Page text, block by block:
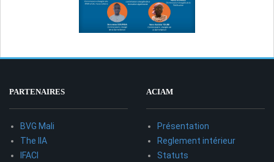
PARTENAIRES
BVG Mali
The IIA
IFACI
ACIAM
Présentation
Reglement intérieur
Statuts